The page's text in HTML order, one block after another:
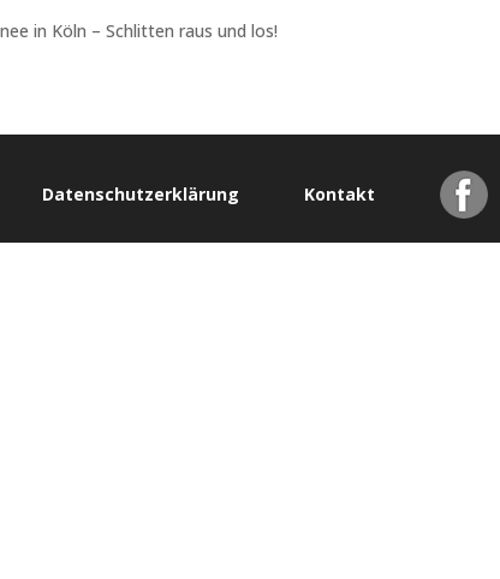
in Köln – Schlitten raus und los!
Datenschutzerklärung Kontakt